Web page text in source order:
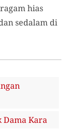
hias
sedalam di
Dama Kara